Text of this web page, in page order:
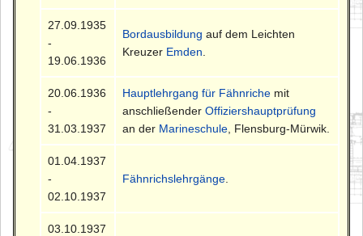
27.09.1935
-
19.06.1936
Bordausbildung auf dem Leichten
Kreuzer Emden
20.06.1936
-
31.03.1937
Hauptlehrgang für Fähnriche mit
anschließenderOffiziershauptprüfung
an der Marineschule , Flensburg-Mürwik.
01.04.1937
-
02.10.1937
Fähnrichslehrgänge
03.10.1937